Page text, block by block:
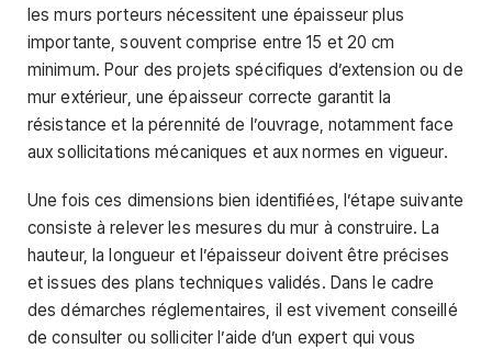
les murs porteurs nécessitent une épaisseur plus
importante, souvent comprise entre 15 et 20 cm
minimum. Pour des projets spécifiques d’extension ou de
mur extérieur, une épaisseur correcte garantit la
résistance et la pérennité de l’ouvrage, notamment face
aux sollicitations mécaniques et aux normes en vigueur.
Une fois ces dimensions bien identifiées, l’étape suivante
consiste à relever les mesures du mur à construire. La
hauteur, la longueur et l’épaisseur doivent être précises
et issues des plans techniques validés. Dans le cadre
des démarches réglementaires, il est vivement conseillé
de consulter ou solliciter l’aide d’un expert qui vous